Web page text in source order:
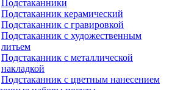
Подстаканники
Подстаканник керамический
Подстаканник c гравировкой
Подстаканник с художественным
литьем
Подстаканник с металлической
накладкой
Подстаканник с цветным нанесением